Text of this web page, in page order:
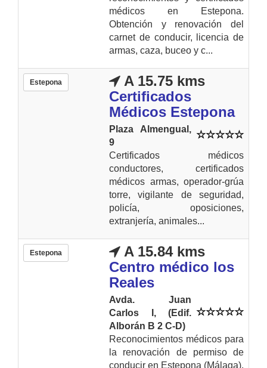
médicos en Estepona.
Obtención y renovación del
carnet de conducir, licencia de
armas, caza, buceo y c...
Estepona
A 15.75 kms
Certificados
Médicos Estepona
Plaza Almengual,
9
Certificados médicos
conductores, certificados
médicos armas, operador-grúa
torre, vigilante de seguridad,
policía, oposiciones,
extranjería, animales...
Estepona
A 15.84 kms
Centro médico los
Reales
Avda. Juan
Carlos I, (Edif.
Alborán B 2 C-D)
Reconocimientos médicos para
la renovación de permiso de
conducir en Estepona (Málaga).